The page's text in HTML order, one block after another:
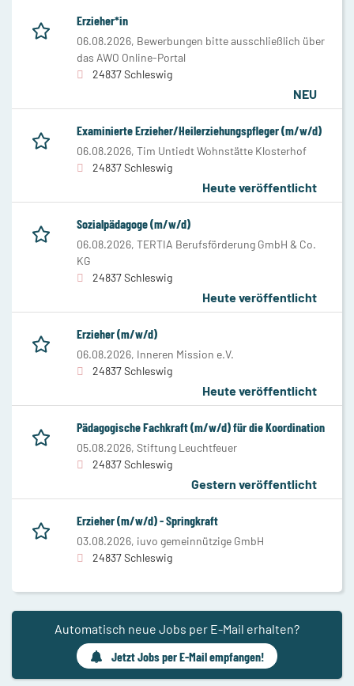
Erzieher*in
06.08.2026, Bewerbungen bitte ausschließlich über
das AWO Online-Portal
24837 Schleswig
NEU
Examinierte Erzieher/Heilerziehungspfleger (m/w/d)
06.08.2026, Tim Untiedt Wohnstätte Klosterhof
24837 Schleswig
Heute veröffentlicht
Sozialpädagoge (m/w/d)
06.08.2026, TERTIA Berufsförderung GmbH & Co.
KG
24837 Schleswig
Heute veröffentlicht
Erzieher (m/w/d)
06.08.2026, Inneren Mission e.V.
24837 Schleswig
Heute veröffentlicht
Pädagogische Fachkraft (m/w/d) für die Koordination
05.08.2026, Stiftung Leuchtfeuer
24837 Schleswig
Gestern veröffentlicht
Erzieher (m/w/d) - Springkraft
03.08.2026, iuvo gemeinnützige GmbH
24837 Schleswig
Automatisch neue Jobs per E-Mail erhalten?
Jetzt Jobs per E-Mail empfangen!